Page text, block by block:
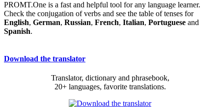
PROMT.One is a fast and helpful tool for any language learner.
Check the conjugation of verbs and see the table of tenses for
English, German, Russian, French, Italian, Portuguese and
Spanish.
Download the translator
Translator, dictionary and phrasebook,
20+ languages, favorite translations.